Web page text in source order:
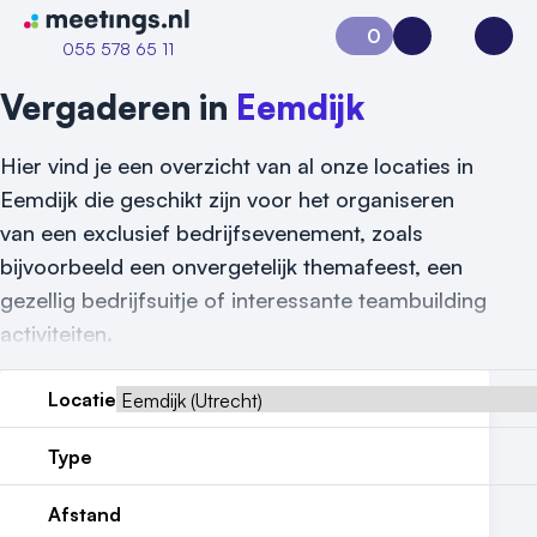
Naar home van Meetings
055 578 65 11
0
Aanvraag 0Inloggen
Vergaderen in Eemdijk
Hier vind je een overzicht van al onze locaties in
Eemdijk die geschikt zijn voor het organiseren
van een exclusief bedrijfsevenement, zoals
bijvoorbeeld een onvergetelijk themafeest, een
gezellig bedrijfsuitje of interessante teambuilding
activiteiten.
Locatie
Type
Afstand